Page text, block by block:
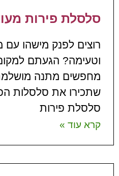
סלסלת פירות
רוצים לפנק מישהו
וטעימה? הגעתם
מחפשים מתנה מושלמת
שתכירו את סלסלות
סלסלת פירות
קרא עוד »